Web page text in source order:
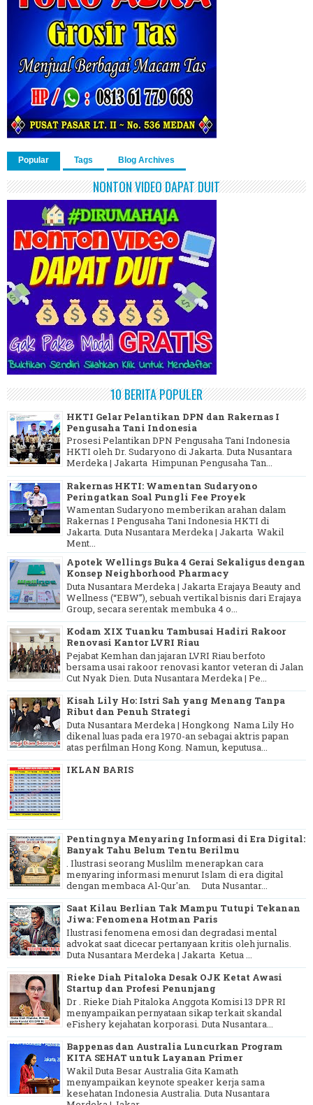
Popular Tags Blog Archives
NONTON VIDEO DAPAT DUIT
10 BERITA POPULER
HKTI Gelar Pelantikan DPN dan Rakernas I
Pengusaha Tani Indonesia
Prosesi Pelantikan DPN Pengusaha Tani Indonesia
HKTI oleh Dr. Sudaryono di Jakarta. Duta Nusantara
Merdeka | Jakarta Himpunan Pengusaha Tan...
Rakernas HKTI: Wamentan Sudaryono
Peringatkan Soal Pungli Fee Proyek
Wamentan Sudaryono memberikan arahan dalam
Rakernas I Pengusaha Tani Indonesia HKTI di
Jakarta. Duta Nusantara Merdeka | Jakarta Wakil
Ment...
Apotek Wellings Buka 4 Gerai Sekaligus dengan
Konsep Neighborhood Pharmacy
Duta Nusantara Merdeka | Jakarta Erajaya Beauty and
Wellness (“EBW”), sebuah vertikal bisnis dari Erajaya
Group, secara serentak membuka 4 o...
Kodam XIX Tuanku Tambusai Hadiri Rakoor
Renovasi Kantor LVRI Riau
Pejabat Kemhan dan jajaran LVRI Riau berfoto
bersama usai rakoor renovasi kantor veteran di Jalan
Cut Nyak Dien. Duta Nusantara Merdeka | Pe...
Kisah Lily Ho: Istri Sah yang Menang Tanpa
Ribut dan Penuh Strategi
Duta Nusantara Merdeka | Hongkong Nama Lily Ho
dikenal luas pada era 1970-an sebagai aktris papan
atas perfilman Hong Kong. Namun, keputusa...
IKLAN BARIS
Pentingnya Menyaring Informasi di Era Digital:
Banyak Tahu Belum Tentu Berilmu
. Ilustrasi seorang Muslilm menerapkan cara
menyaring informasi menurut Islam di era digital
dengan membaca Al-Qur'an. Duta Nusantar...
Saat Kilau Berlian Tak Mampu Tutupi Tekanan
Jiwa: Fenomena Hotman Paris
Ilustrasi fenomena emosi dan degradasi mental
advokat saat dicecar pertanyaan kritis oleh jurnalis.
Duta Nusantara Merdeka | Jakarta Ketua ...
Rieke Diah Pitaloka Desak OJK Ketat Awasi
Startup dan Profesi Penunjang
Dr . Rieke Diah Pitaloka Anggota Komisi 13 DPR RI
menyampaikan pernyataan sikap terkait skandal
eFishery kejahatan korporasi. Duta Nusantara...
Bappenas dan Australia Luncurkan Program
KITA SEHAT untuk Layanan Primer
Wakil Duta Besar Australia Gita Kamath
menyampaikan keynote speaker kerja sama
kesehatan Indonesia Australia. Duta Nusantara